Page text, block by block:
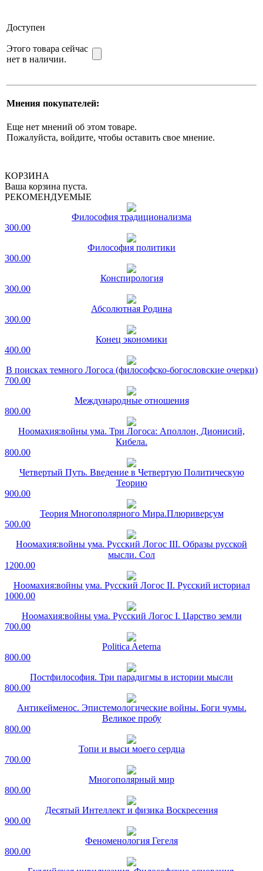
Доступен
Этого товара сейчас
нет в наличии.
Мнения покупателей:
Еще нет мнений об этом товаре.
Пожалуйста, войдите, чтобы оставить свое мнение.
КОРЗИНА
Ваша корзина пуста.
РЕКОМЕНДУЕМЫЕ
Философия традиционализма
300.00
Философия политики
300.00
Конспирология
300.00
Абсолютная Родина
300.00
Конец экономики
400.00
В поисках темного Логоса (философско-богословские очерки)
700.00
Международные отношения
800.00
Ноомахия:войны ума. Три Логоса: Аполлон, Дионисий,
Кибела.
800.00
Четвертый Путь. Введение в Четвертую Политическую
Теорию
900.00
Теория Многополярного Мира.Плюриверсум
500.00
Ноомахия:войны ума. Русский Логос III. Образы русской
мысли. Сол
1200.00
Ноомахия:войны ума. Русский Логос II. Русский историал
1000.00
Ноомахия:войны ума. Русский Логос I. Царство земли
700.00
Politica Aeterna
800.00
Постфилософия. Три парадигмы в истории мысли
800.00
Антикейменос. Эпистемологические войны. Боги чумы.
Великое пробу
800.00
Топи и выси моего сердца
700.00
Многополярный мир
800.00
Десятый Интеллект и физика Воскресения
900.00
Феноменология Гегеля
800.00